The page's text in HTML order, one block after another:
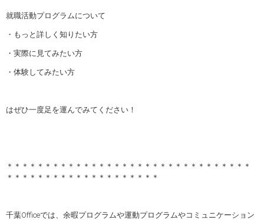
就職活動プログラムについて
・もっと詳しく知りたい方
・実際に見てみたい方
・体験してみたい方
はぜひ一度足を運んでみてください！
＊＊＊＊＊＊＊＊＊＊＊＊＊＊＊＊＊＊＊＊＊＊＊＊＊＊＊＊＊＊＊＊
＊＊＊＊＊＊＊＊＊＊＊＊＊＊＊＊＊＊＊＊
千葉Officeでは、余暇プログラムや運動プログラムやコミュニケーション